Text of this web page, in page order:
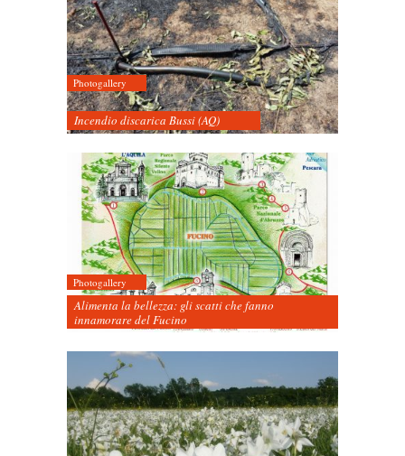
Photogallery
Incendio discarica Bussi (AQ)
Photogallery
Alimenta la bellezza: gli scatti che fanno
innamorare del Fucino